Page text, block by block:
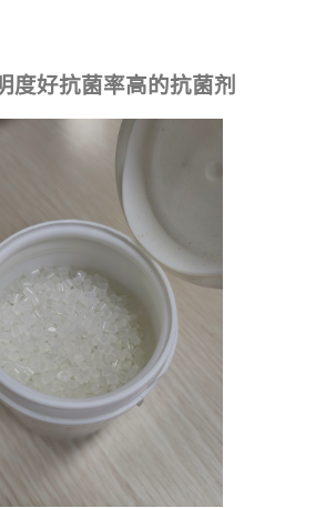
度好抗菌率高的抗菌剂